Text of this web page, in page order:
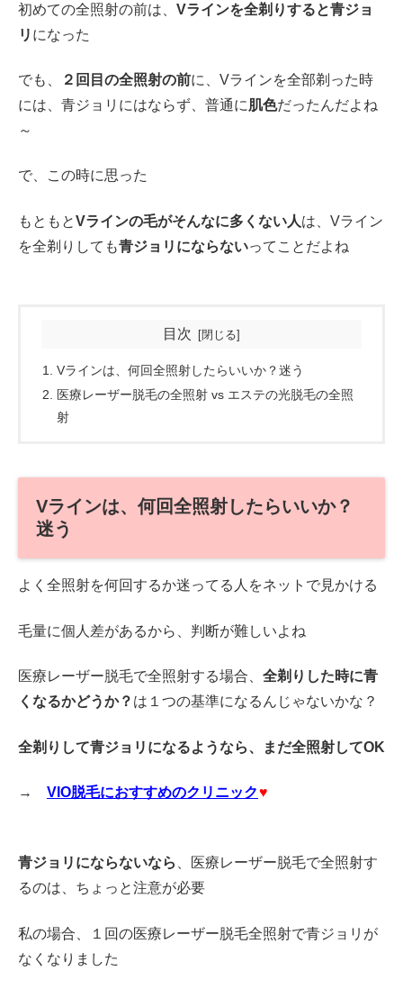
初めての全照射の前は、 Vラインを全剃りすると青ジョ
リ になった
でも、 ２回目の全照射の前に、Vラインを全部剃った時
には、青ジョリにはならず、普通に肌色だったんだよね
～
で、この時に思った
もともとVラインの毛がそんなに多くない人は、Vライン
を全剃りしても青ジョリにならないってことだよね
目次
Vラインは、何回全照射したらいいか？迷う
医療レーザー脱毛の全照射 vs エステの光脱毛の全照
射
Vラインは、何回全照射したらいいか？
迷う
よく全照射を何回するか迷ってる人をネットで見かける
毛量に個人差があるから、判断が難しいよね
医療レーザー脱毛で全照射する場合、 全剃りした時に青
くなるかどうか？ は１つの基準になるんじゃないかな？
全剃りして青ジョリになるようなら、まだ全照射してOK
→ VIO脱毛におすすめのクリニック♥
青ジョリにならないなら 、医療レーザー脱毛で全照射す
るのは、ちょっと注意が必要
私の場合、１回の医療レーザー脱毛全照射で青ジョリが
なくなりました